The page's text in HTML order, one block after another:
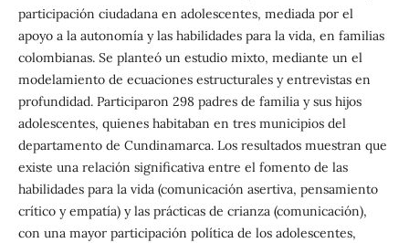
participación ciudadana en adolescentes, mediada por el
apoyo a la autonomía y las habilidades para la vida, en familias
colombianas. Se planteó un estudio mixto, mediante un el
modelamiento de ecuaciones estructurales y entrevistas en
profundidad. Participaron 298 padres de familia y sus hijos
adolescentes, quienes habitaban en tres municipios del
departamento de Cundinamarca. Los resultados muestran que
existe una relación significativa entre el fomento de las
habilidades para la vida (comunicación asertiva, pensamiento
crítico y empatía) y las prácticas de crianza (comunicación),
con una mayor participación política de los adolescentes,